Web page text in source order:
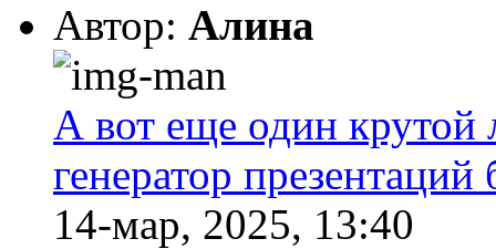
Автор: Алина
А вот еще один крутой
генератор
14-мар, 2025, 13:40